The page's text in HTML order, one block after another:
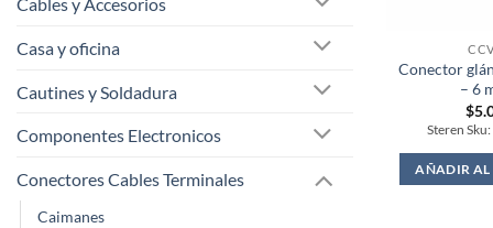
Casa y oficina
Cautines y Soldadura
Componentes Electronicos
Conectores Cables Terminales
Caimanes
Conector
– 6
$
Steren
AÑADIR AL